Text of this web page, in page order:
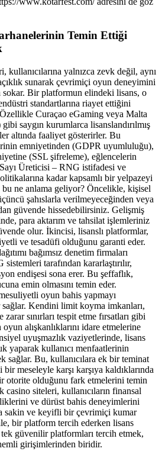
Temin Ettiği
kullanıcılarına yalnızca zevk değil, aynı
sunarak çevrimiçi oyun deneyimini
Bir platformun elindeki lisans, o
standartlarına riayet ettiğini
Curaçao eGaming veya Malta
saygın kurumlarca lisanslandırılmış
altında faaliyet gösterirler. Bu
emniyetinden (GDPR uyumluluğu),
(SSL şifreleme), eğlencelerin
Üreticisi – RNG istifadesi ve
kadar kapsamlı bir yelpazeyi
bu ne anlama geliyor? Öncelikle, kişisel
şahıslarla verilmeyeceğinden veya
güvende hissedebilirsiniz. Gelişmiş
para aktarım ve tahsilat işlemleriniz
olur. İkincisi, lisanslı platformlar,
ve tesadüfi olduğunu garanti eder.
bağımsız denetim firmaları
tarafından kararlaştırılır,
endişesi sona erer. Bu şeffaflık,
emin olmasını temin eder.
oyun bahis yapmayı
Kendini limit koyma imkanları,
sınırları tespit etme fırsatları gibi
alışkanlıklarını idare etmelerine
uyuşmazlık vaziyetlerinde, lisans
yaparak kullanıcı menfaatlerinin
sağlar. Bu, kullanıcılara ek bir teminat
meseleyle karşı karşıya kaldıklarında
otorite olduğunu fark etmelerini temin
casino siteleri, kullanıcıların finansal
ve dürüst bahis deneyimlerini
sakin ve keyifli bir çevrimiçi kumar
bir platform tercih ederken lisans
güvenilir platformları tercih etmek,
girişimlerinden biridir.